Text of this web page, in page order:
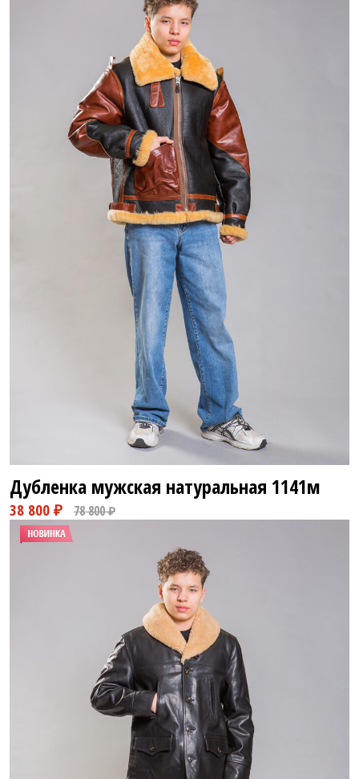
48 800 ₽ 71 800 ₽
Дубленка мужская натуральная 1141м